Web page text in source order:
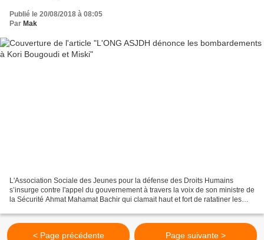
Publié le 20/08/2018 à 08:05
Par Mak
L'Association Sociale des Jeunes pour la défense des Droits Humains
s’insurge contre l'appel du gouvernement à travers la voix de son ministre de
la Sécurité Ahmat Mahamat Bachir qui clamait haut et fort de ratatiner les
< Page précédente Page suivante >